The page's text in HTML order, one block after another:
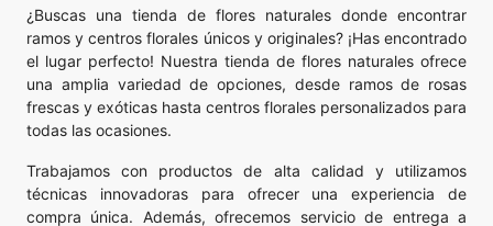
¿Buscas una tienda de flores naturales donde encontrar
ramos y centros florales únicos y originales? ¡Has encontrado
el lugar perfecto! Nuestra tienda de flores naturales ofrece
una amplia variedad de opciones, desde ramos de rosas
frescas y exóticas hasta centros florales personalizados para
todas las ocasiones.
Trabajamos con productos de alta calidad y utilizamos
técnicas innovadoras para ofrecer una experiencia de
compra única. Además, ofrecemos servicio de entrega a